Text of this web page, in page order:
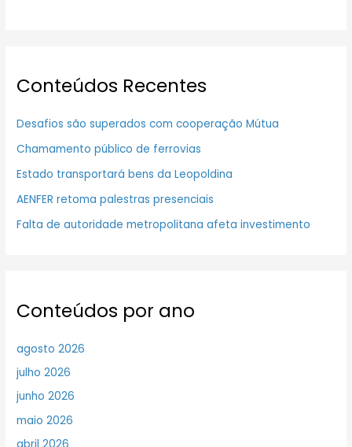
Conteúdos Recentes
Desafios são superados com cooperação Mútua
Chamamento público de ferrovias
Estado transportará bens da Leopoldina
AENFER retoma palestras presenciais
Falta de autoridade metropolitana afeta investimento
Conteúdos por ano
agosto 2026
julho 2026
junho 2026
maio 2026